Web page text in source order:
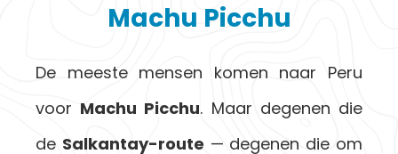
Machu Picchu
De meeste mensen komen naar Peru
voor Machu Picchu. Maar degenen die
de Salkantay-route — degenen die om